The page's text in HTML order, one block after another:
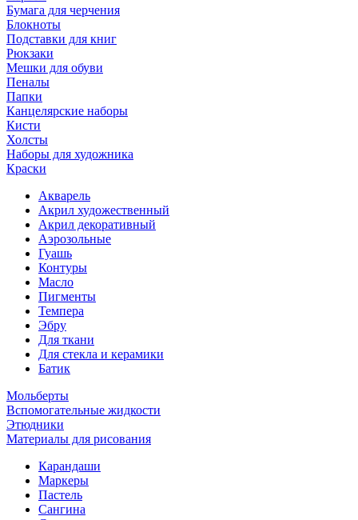
Бумага для черчения
Блокноты
Подставки для книг
Рюкзаки
Мешки для обуви
Пеналы
Папки
Канцелярские наборы
Кисти
Холсты
Наборы для художника
Краски
Акварель
Акрил художественный
Акрил декоративный
Аэрозольные
Гуашь
Контуры
Масло
Пигменты
Темпера
Эбру
Для ткани
Для стекла и керамики
Батик
Мольберты
Вспомогательные жидкости
Этюдники
Материалы для рисования
Карандаши
Маркеры
Пастель
Сангина